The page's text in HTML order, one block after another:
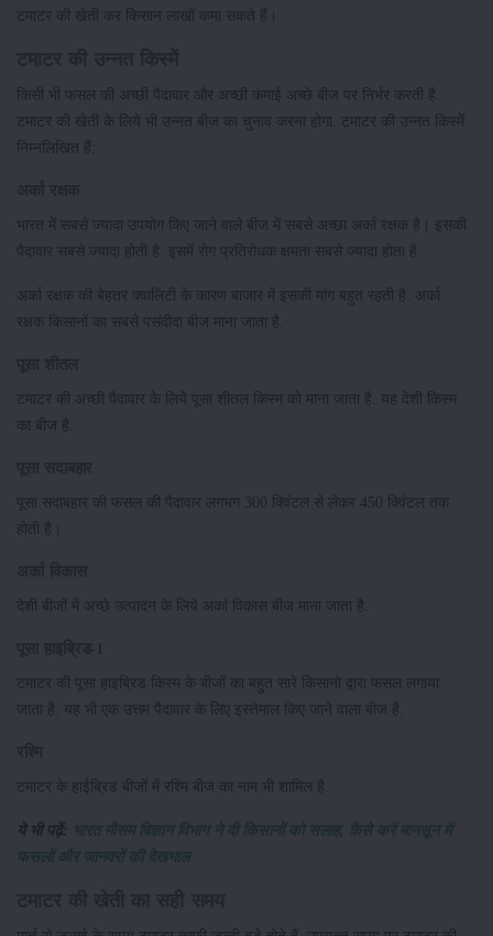
टमाटर की खेती कर किसान लाखों कमा सकते हैं।
किसी भी फसल की अच्छी पैदावार और अच्छी कमाई अच्छे बीज पर निर्भर करती है.
टमाटर की खेती के लिये भी उन्नत बीज का चुनाव करना होगा. टमाटर की उन्नत किस्में
निम्नलिखित हैं:
भारत में सबसे ज्यादा उपयोग किए जाने वाले बीज में सबसे अच्छा अर्का रक्षक है। इसकी
पैदावार सबसे ज्यादा होती है. इसमें रोग प्रतिरोधक क्षमता सबसे ज्यादा होता है.
अर्का रक्षक की बेहतर क्वालिटी के कारण बाजार में इसकी मांग बहुत रहती है. अर्का
रक्षक किसानों का सबसे पसंदीदा बीज माना जाता है.
टमाटर की अच्छी पैदावार के लिये पूसा शीतल किस्म को माना जाता है. यह देशी किस्म
का बीज है.
पूसा सदाबहार की फसल की पैदावार लगभग 300 क्विंटल से लेकर 450 क्विंटल तक
होती है।
देशी बीजों में अच्छे उत्पादन के लिये अर्का विकास बीज माना जाता है.
टमाटर की पूसा हाइब्रिड किस्म के बीजों का बहुत सारे किसानो द्वारा फसल लगाया
जाता है. यह भी एक उत्तम पैदावार के लिए इस्तेमाल किए जाने वाला बीज है.
टमाटर के हाईब्रिड बीजों में रश्मि बीज का नाम भी शामिल है.
ये भी पढ़ें: भारत मौसम विज्ञान विभाग ने दी किसानों को सलाह, कैसे करें मानसून में
फसलों और जानवरों की देखभाल